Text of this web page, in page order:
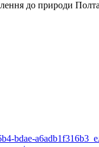
до природи